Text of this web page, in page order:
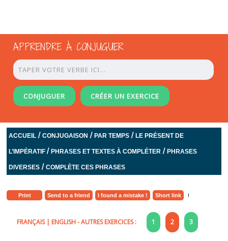
APPRENDRE À CONJUGUER
CONJUGUER CRÉER UN EXERCICE
ACCUEIL /CONJUGAISON /PAR TEMPS /LE PRÉSENT DE
L’IMPÉRATIF/PHRASES ET TEXTES À COMPLÉTER /PHRASES
DIVERSES /COMPLÈTE CES PHRASES
Print Send to a friend I found a mistake ! Short link
FRANÇAIS| ENGLISH- AUTRES EXERCICES : 1 2 3